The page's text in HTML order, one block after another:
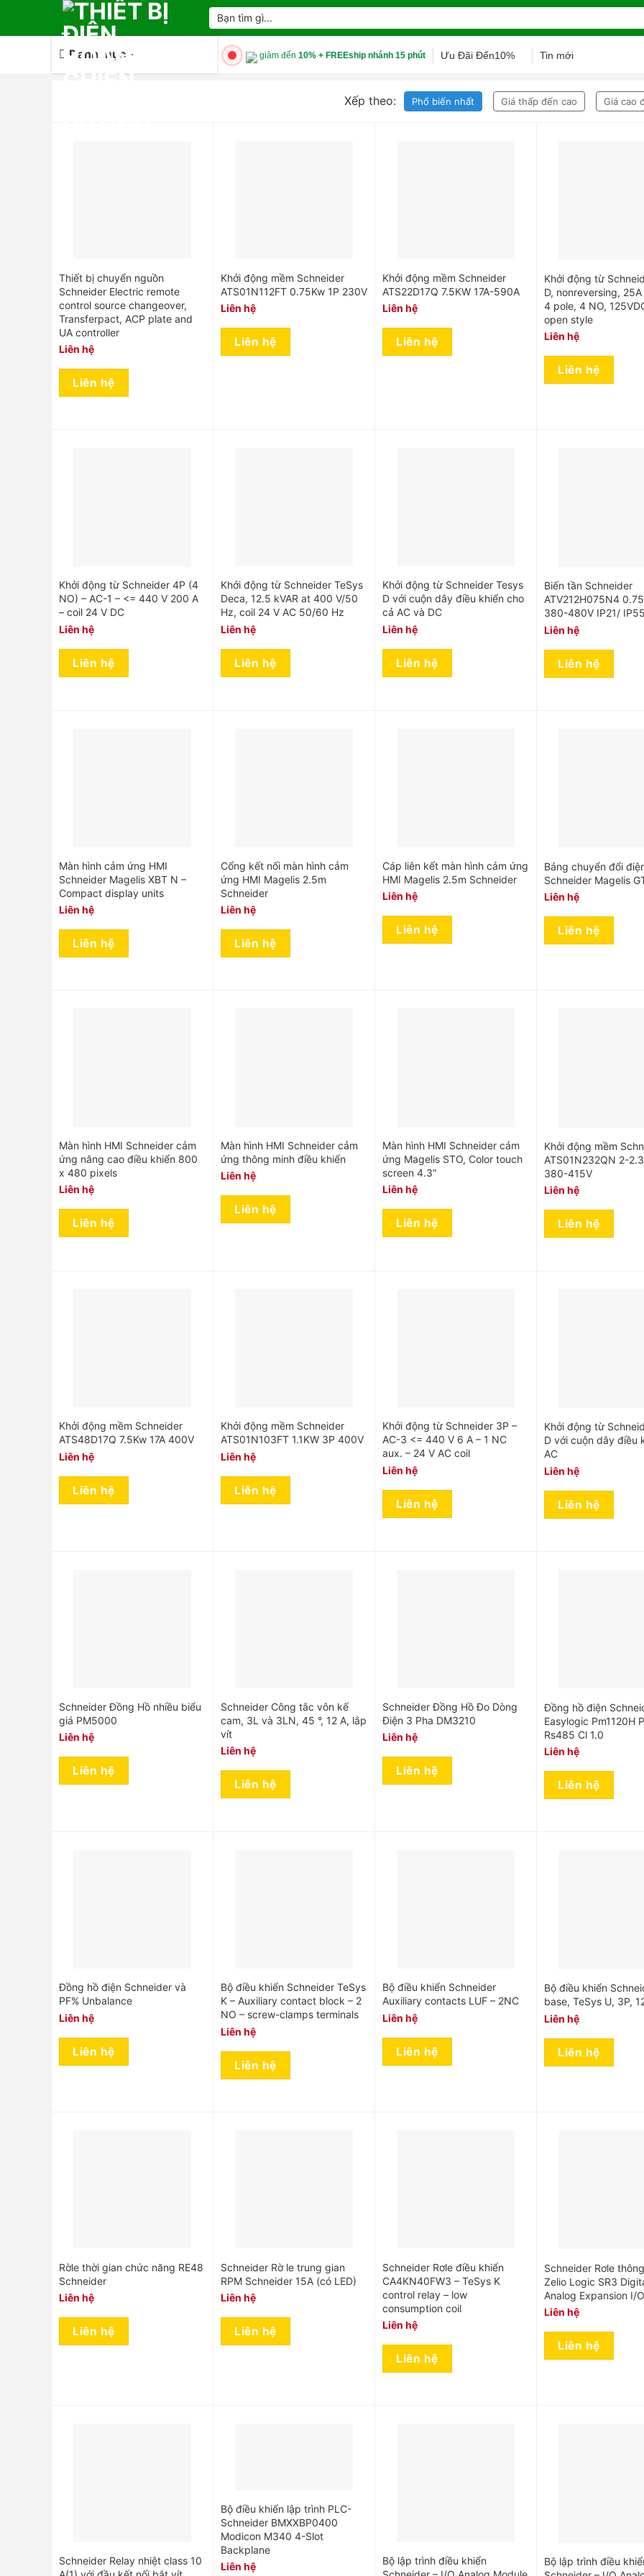
Tìm
kiếm:
Danh mục giảm đến 10% + FREEship nhánh 15 phút Ưu Đãi Đến10% Tin mới
Xếp theo: Phổ biến nhất Giá thấp đến cao Giá cao
Thiết bị chuyển nguồn
Schneider Electric remote
control source changeover,
Transferpact, ACP plate and
UA controller
Liên hệ
Liên hệ
Khởi động mềm Schneider
ATS01N112FT 0.75Kw 1P 230V
Liên hệ
Liên hệ
Khởi động mềm Schneider
ATS22D17Q 7.5KW 17A-590A
Liên hệ
Liên hệ
Khởi động từ
D, nonreversing,
4 pole, 4 NO,
open style
Liên hệ
Liên hệ
Khởi động từ Schneider 4P (4
NO) – AC-1 – <= 440 V 200 A
– coil 24 V DC
Liên hệ
Liên hệ
Khởi động từ Schneider TeSys
Deca, 12.5 kVAR at 400 V/50
Hz, coil 24 V AC 50/60 Hz
Liên hệ
Liên hệ
Khởi động từ Schneider Tesys
D với cuộn dây điều khiển cho
cả AC và DC
Liên hệ
Liên hệ
Biến tần Schneider
ATV212H075N4
380-480V IP21/
Liên hệ
Liên hệ
Màn hình cảm ứng HMI
Schneider Magelis XBT N –
Compact display units
Liên hệ
Liên hệ
Cổng kết nối màn hình cảm
ứng HMI Magelis 2.5m
Schneider
Liên hệ
Liên hệ
Cáp liên kết màn hình cảm ứng
HMI Magelis 2.5m Schneider
Liên hệ
Liên hệ
Bảng chuyển đổi
Schneider Magelis
Liên hệ
Liên hệ
Màn hình HMI Schneider cảm
ứng nâng cao điều khiển 800
x 480 pixels
Liên hệ
Liên hệ
Màn hình HMI Schneider cảm
ứng thông minh điều khiển
Liên hệ
Liên hệ
Màn hình HMI Schneider cảm
ứng Magelis STO, Color touch
screen 4.3″
Liên hệ
Liên hệ
Khởi động mềm
ATS01N232QN 2-
380-415V
Liên hệ
Liên hệ
Khởi động mềm Schneider
ATS48D17Q 7.5Kw 17A 400V
Liên hệ
Liên hệ
Khởi động mềm Schneider
ATS01N103FT 1.1KW 3P 400V
Liên hệ
Liên hệ
Khởi động từ Schneider 3P –
AC-3 <= 440 V 6 A – 1 NC
aux. – 24 V AC coil
Liên hệ
Liên hệ
Khởi động từ
D với cuộn dây điều
AC
Liên hệ
Liên hệ
Schneider Đồng Hồ nhiều biểu
giá PM5000
Liên hệ
Liên hệ
Schneider Công tắc vôn kế
cam, 3L và 3LN, 45 °, 12 A, lắp
vít
Liên hệ
Liên hệ
Schneider Đồng Hồ Đo Dòng
Điện 3 Pha DM3210
Liên hệ
Liên hệ
Đồng hồ điện
Easylogic Pm1120H
Rs485 Cl 1.0
Liên hệ
Liên hệ
Đồng hồ điện Schneider và
PF% Unbalance
Liên hệ
Liên hệ
Bộ điều khiển Schneider TeSys
K – Auxiliary contact block – 2
NO – screw-clamps terminals
Liên hệ
Liên hệ
Bộ điều khiển Schneider
Auxiliary contacts LUF – 2NC
Liên hệ
Liên hệ
Bộ điều khiển
base, TeSys U, 3P,
Liên hệ
Liên hệ
Rờle thời gian chức năng RE48
Schneider
Liên hệ
Liên hệ
Schneider Rờ le trung gian
RPM Schneider 15A (có LED)
Liên hệ
Liên hệ
Schneider Rơle điều khiển
CA4KN40FW3 – TeSys K
control relay – low
consumption coil
Liên hệ
Liên hệ
Schneider Rơle
Zelio Logic SR3
Analog Expansion I/
Liên hệ
Liên hệ
Schneider Relay nhiệt class 10
Bộ điều khiển lập trình PLC-
Schneider BMXXBP0400
Modicon M340 4-Slot
Backplane
Liên hệ
Bộ lập trình điều khiển
Bộ lập trình điều